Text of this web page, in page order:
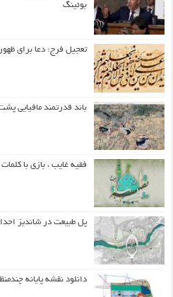
بوئینگ
تعجیل فرج: دعا برای
باند قدرتمند مافیایی
فقیه غایب ، بازی با
پل طبیعت در شاندیز
دانلود نقشه پایانه